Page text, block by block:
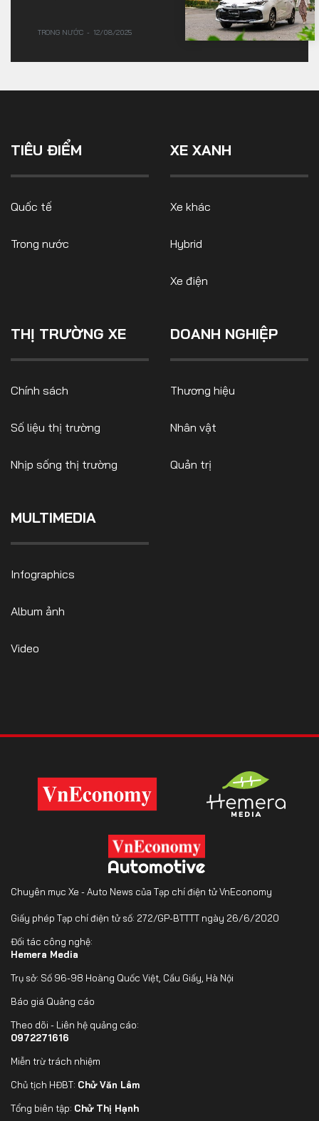
TRONG NƯỚC 12/08/2025
TIÊU ĐIỂM
Quốc tế
Trong nước
XE XANH
Xe khác
Hybrid
Xe điện
THỊ TRƯỜNG XE
Chính sách
Số liệu thị trường
Nhịp sống thị trường
DOANH NGHIỆP
Thương hiệu
Nhân vật
Quản trị
MULTIMEDIA
Infographics
Album ảnh
Video
Chuyên mục Xe - Auto News của Tạp chí điện tử VnEconomy
Giấy phép Tạp chí điện tử số: 272/GP-BTTTT ngày 26/6/2020
Đối tác công nghệ:
Hemera Media
Trụ sở: Số 96-98 Hoàng Quốc Việt, Cầu Giấy, Hà Nội
Báo giá Quảng cáo
Theo dõi - Liên hệ quảng cáo:
0972271616
Miễn trừ trách nhiệm
Chủ tịch HĐBT: Chử Văn Lâm
Tổng biên tập: Chử Thị Hạnh